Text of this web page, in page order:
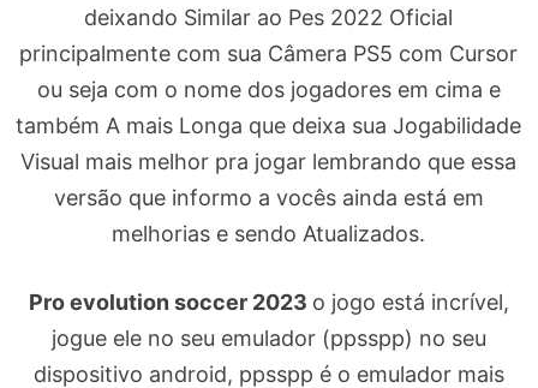
deixando Similar ao Pes 2022 Oficial
principalmente com sua Câmera PS5 com Cursor
ou seja com o nome dos jogadores em cima e
também A mais Longa que deixa sua Jogabilidade
Visual mais melhor pra jogar lembrando que essa
versão que informo a vocês ainda está em
melhorias e sendo Atualizados.
Pro evolution soccer 2023 o jogo está incrível,
jogue ele no seu emulador (ppsspp) no seu
dispositivo android, ppsspp é o emulador mais